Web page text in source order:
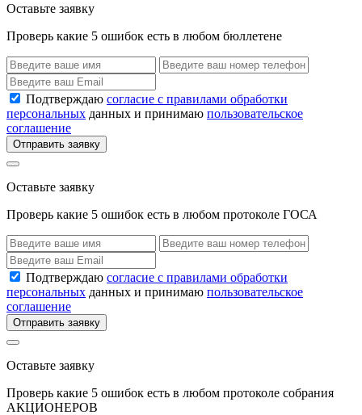
Оставьте заявку
Проверь какие 5 ошибок есть в любом бюллетене
Подтверждаю согласие с правилами обработки
персональных данных и принимаю пользовательское
соглашение
Отправить заявку
Оставьте заявку
Проверь какие 5 ошибок есть в любом протоколе ГОСА
Подтверждаю согласие с правилами обработки
персональных данных и принимаю пользовательское
соглашение
Отправить заявку
Оставьте заявку
Проверь какие 5 ошибок есть в любом протоколе собрания
АКЦИОНЕРОВ